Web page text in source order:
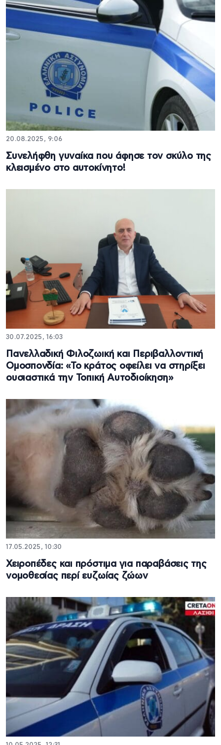
20.08.2025, 9:06
Συνελήφθη γυναίκα που άφησε τον σκύλο της
κλεισμένο στο αυτοκίνητο!
30.07.2025, 16:03
Πανελλαδική Φιλοζωική και Περιβαλλοντική
Ομοσπονδία: «Το κράτος οφείλει να στηρίξει
ουσιαστικά την Τοπική Αυτοδιοίκηση»
17.05.2025, 10:30
Χειροπέδες και πρόστιμα για παραβάσεις της
νομοθεσίας περί ευζωίας ζώων